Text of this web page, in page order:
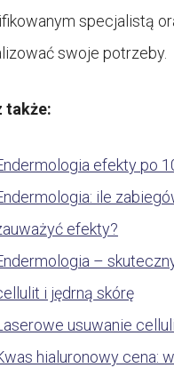
specjalistą
swoje potrzeby.
także:
efekty po
ile
efekty?
–
i jędrną skórę
usuwanie
hialuronowy cena: